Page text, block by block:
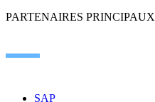
PARTENAIRES PRINCIPAUX
SAP